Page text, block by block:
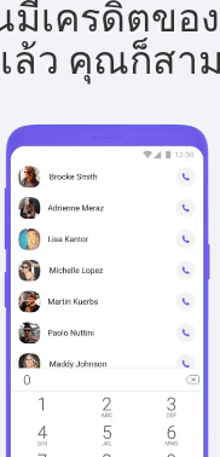
เครดิตขอ
ล้ว คุณก็สา